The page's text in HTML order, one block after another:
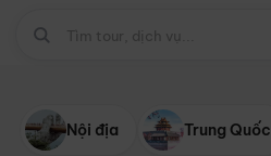
Nội địa Trung Quốc